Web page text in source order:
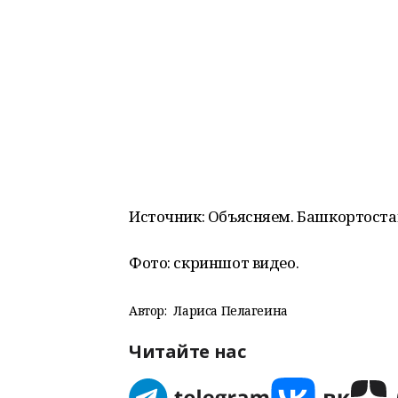
Источник: Объясняем.
Фото: скриншот видео.
Автор: Лариса Пелагеина
Читайте нас